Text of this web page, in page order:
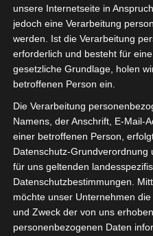
Konfiguratorist deaktiviert. ✓
unsere Internetseite in
jedoch eine Verarbeitung
werden. Ist die Verarbeitung
erforderlich und besteht für
gesetzliche Grundlage, holen
betroffenen Person ein.
Die Verarbeitung
Namens, der Anschrift, E-Mail-
einer betroffenen Person,
Datenschutz-Grundverordnung
für uns geltenden
Datenschutzbestimmungen.
möchte unser Unternehmen
und Zweck der von uns
personenbezogenen Daten